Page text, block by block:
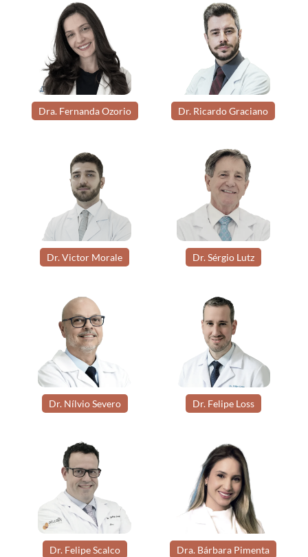
Dra. Fernanda Ozorio Dr. Ricardo Graciano
Dr. Victor Morale Dr. Sérgio Lutz
Dr. Nílvio Severo Dr. Felipe Loss
Dr. Felipe Scalco Dra. Bárbara Pimenta